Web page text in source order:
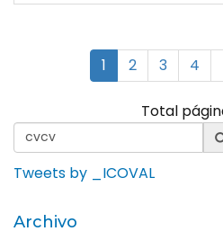
1 2 3 4
Total
Tweets by _ICOVAL
Archivo